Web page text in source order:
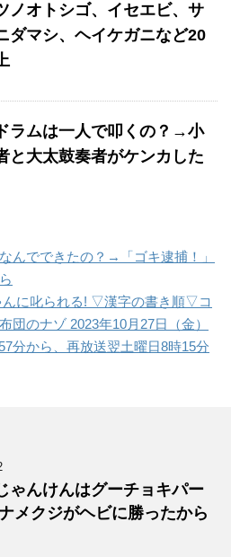
ノオトシゴ、イセエビ、サ
ダマシ、ヘイケガニなど20
ラムは一人で叩くの？→小
と大太鼓奏者がケンカした
んでできたの？→「ゴキ逮捕！」
んに叱られる! ▽漢字の書き順▽コ
団のナゾ 2023年10月27日（金）
分から、再放送翌土曜日8時15分
ゃんけんはグーチョキパー
メクジがヘビに勝ったから